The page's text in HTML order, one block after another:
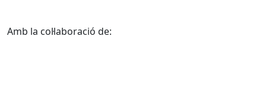
Amb la col·laboració de: